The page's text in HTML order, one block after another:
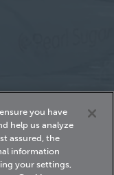
you have
help us analyze
assured, the
information
your settings,